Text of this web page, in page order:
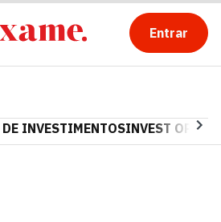
Entrar
INVESTIMENTOSINVEST OPINA